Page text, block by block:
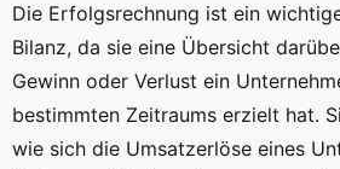
Die Erfolgsrechnung ist ein
Bilanz, da sie eine Übersicht
Gewinn oder Verlust ein
bestimmten Zeitraums erzielt hat.
wie sich die Umsatzerlöse eines